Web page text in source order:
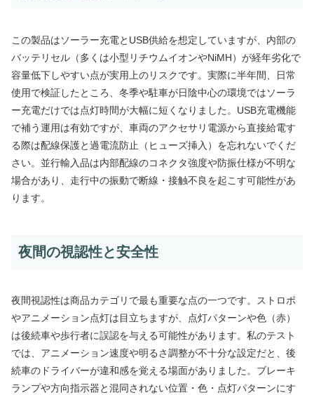
この製品はソーラー充電とUSB供給を想定していますが、内部の
バッテリセル（多くは小型リチウムイオンやNiMH）が経年劣化で
容量低下しやすい点が実用上のリスクです。実際に半年間、日常
使用で検証したところ、冬季や駐車が日陰中心の環境ではソーラ
ー充電だけでは点灯時間が大幅に短くなりました。USB充電機能
で補う運用は有効ですが、車両のアクセサリ電源から直接給電す
る際は配線保護と過電流防止（ヒューズ挿入）を忘れないでくだ
さい。並行輸入品は内部配線のコネクタ強度や防振仕様が不明な
場合があり、走行中の振動で断線・接触不良を起こす可能性があ
ります。
夜間の視認性と安全性
夜間視認性は商品カテゴリで最も重要な点の一つです。ストロボ
やアニメーション点灯は目立ちますが、点灯パターンや色（赤）
は後続車や歩行者に誤認を与える可能性があります。私のテスト
では、アニメーション速度や明るさ調整が不十分な設定だと、後
続車のドライバーが違和感を覚える場面がありました。ブレーキ
ランプや方向指示器と混同されない位置・色・点灯パターンにす